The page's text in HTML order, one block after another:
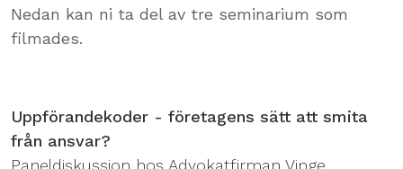
Nedan kan ni ta del av tre seminarium som
filmades.
Uppförandekoder - företagens sätt att smita
från ansvar?
Paneldiskussion hos Advokatfirman Vinge.